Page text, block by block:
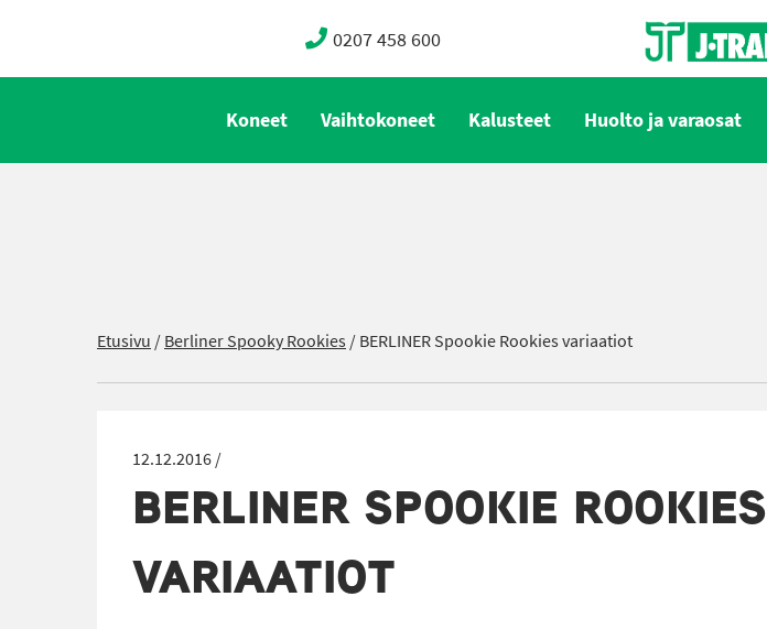
0207 458 600
Koneet Vaihtokoneet Kalusteet Huolto ja varaosat
Etusivu /Berliner Spooky Rookies /BERLINER Spookie Rookies variaatiot
12.12.2016 /
BERLINER SPOOKIE ROOKIES
VARIAATIOT